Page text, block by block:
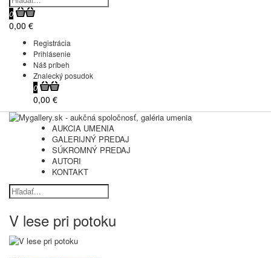
0
0,00 €
Registrácia
Prihlásenie
Náš príbeh
Znalecký posudok
0
0,00 €
AUKCIA UMENIA
GALERIJNÝ PREDAJ
SÚKROMNÝ PREDAJ
AUTORI
KONTAKT
V lese pri potoku